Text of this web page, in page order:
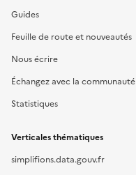
Guides
Feuille de route et nouveautés
Nous écrire
Échangez avec la communauté
Statistiques
Verticales thématiques
simplifions.data.gouv.fr